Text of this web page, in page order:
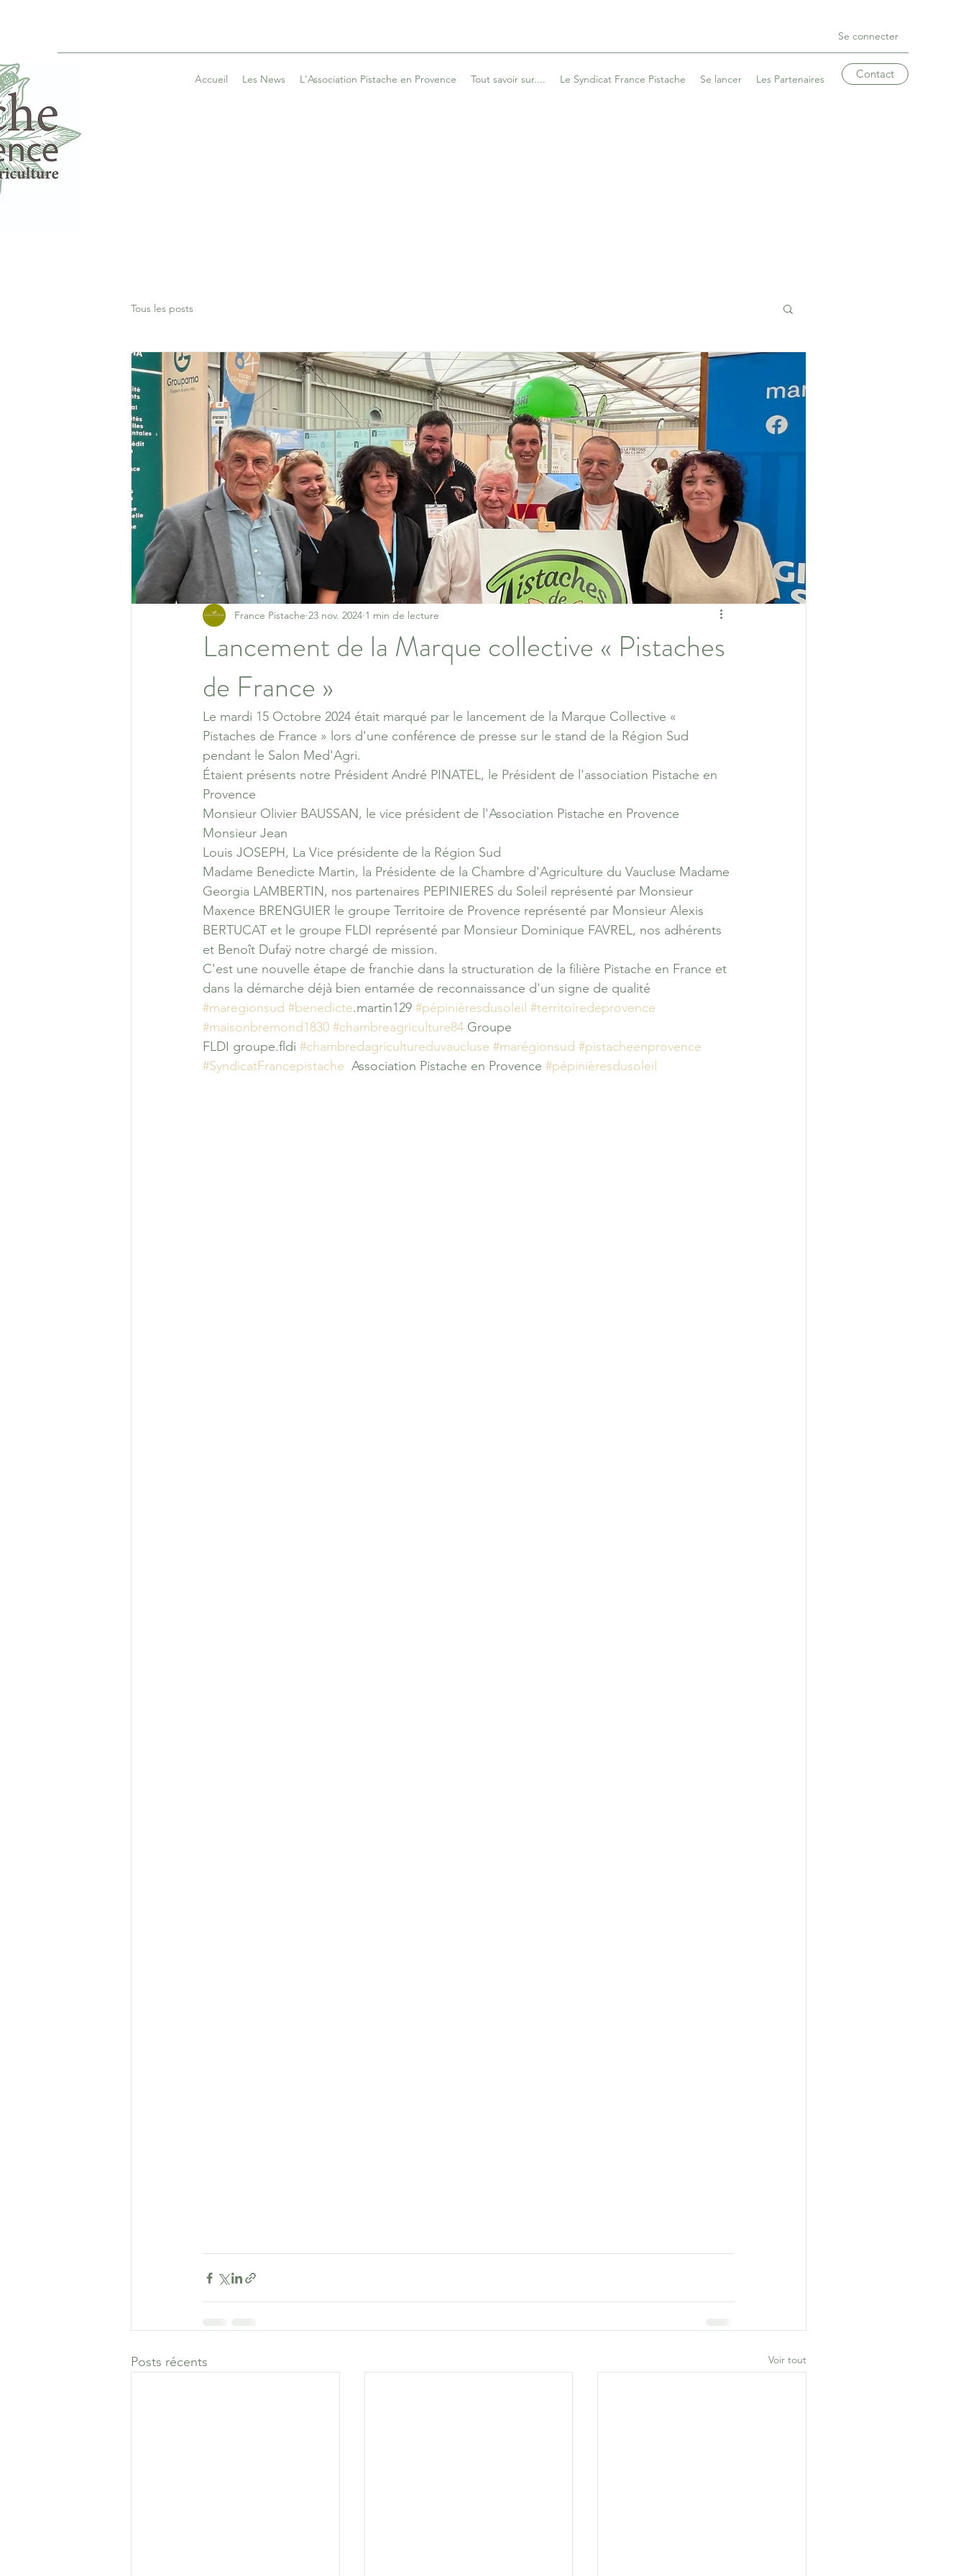
Se connecter
Accueil Les News L'Association Pistache en Provence Tout savoir sur.... Le Syndicat France Pistache Se lancer Les Partenaires Contact
Tous les posts
Lancement de la Marque collective « Pistaches
de France »
France Pistache 23 nov. 2024 1 min de lecture
Le mardi 15 Octobre 2024 était marqué par le lancement de la Marque Collective «
Pistaches de France » lors d'une conférence de presse sur le stand de la Région Sud
pendant le Salon Med'Agri.
Étaient présents notre Président André PINATEL, le Président de l'association Pistache en
Provence
Monsieur Olivier BAUSSAN, le vice président de l'Association Pistache en Provence
Monsieur Jean
Louis JOSEPH, La Vice présidente de la Région Sud
Madame Benedicte Martin, la Présidente de la Chambre d'Agriculture du Vaucluse Madame
Georgia LAMBERTIN, nos partenaires PEPINIERES du Soleil représenté par Monsieur
Maxence BRENGUIER le groupe Territoire de Provence représenté par Monsieur Alexis
BERTUCAT et le groupe FLDI représenté par Monsieur Dominique FAVREL, nos adhérents
et Benoît Dufaÿ notre chargé de mission.
C'est une nouvelle étape de franchie dans la structuration de la filière Pistache en France et
dans la démarche déjà bien entamée de reconnaissance d'un signe de qualité
#maregionsud #benedicte.martin129 #pépinièresdusoleil #territoiredeprovence
#maisonbremond1830 #chambreagriculture84 Groupe
FLDI groupe.fldi #chambredagricultureduvaucluse #marégionsud #pistacheenprovence
#SyndicatFrancepistache
  Association Pistache en Provence
#pépinièresdusoleil
Posts récents Voir tout